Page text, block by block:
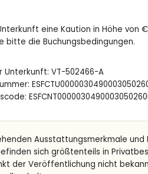
x 90 cm) sowie Ventilator
Dusche, WC und Haartrockner
Dusche und WC
4m und 2m tief
eine Kaution in Höhe von
die Buchungsbedingungen.
VT-502466-A
Ausstattungsmerkmale
sich größtenteils in
der Veröffentlichung nicht